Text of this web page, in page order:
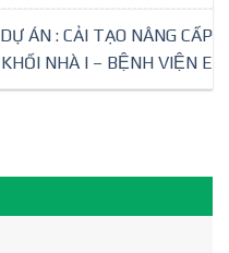
DỰ ÁN : CẢI TẠO NÂNG CẤP
KHỐI NHÀ I – BỆNH VIỆN E